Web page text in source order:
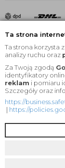
Ta strona
Ta strona korzysta
analizy ruchu oraz
Za Twoją zgodą
identyfikatory
reklam i pomiaru
Szczegóły oraz
https://
| https://
2020 ©